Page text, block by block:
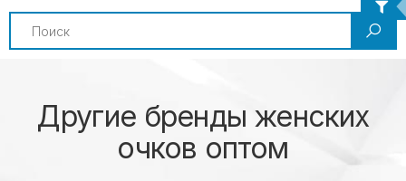
Search
Другие бренды женских
очков оптом